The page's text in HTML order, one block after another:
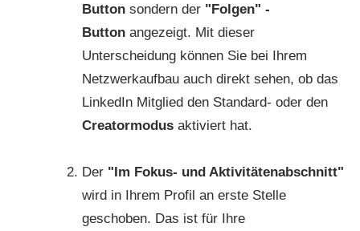
Buttonsondern der "Folgen" -
Button angezeigt. Mit dieser
Unterscheidung können Sie bei Ihrem
Netzwerkaufbau auch direkt sehen, ob das
LinkedIn Mitglied den Standard- oder den
Creatormodus aktiviert hat.
Der "Im Fokus- und Aktivitätenabschnitt"
wird in Ihrem Profil an erste Stelle
geschoben. Das ist für Ihre